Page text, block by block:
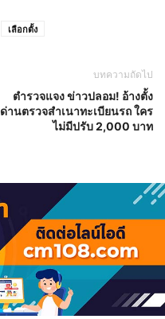
เลือกตั้ง
บทความถัดไป
ตำรวจแจง ข่าวปลอม! อ้างตั้ง
ด่านตรวจสำเนาทะเบียนรถ ใคร
ไม่มีปรับ 2,000 บาท